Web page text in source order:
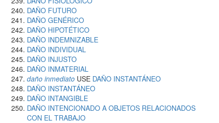
DAÑO FUTURO
DAÑO GENÉRICO
DAÑO HIPOTÉTICO
DAÑO INDEMNIZABLE
DAÑO INDIVIDUAL
DAÑO INJUSTO
DAÑO INMATERIAL
daño inmediato USE DAÑO INSTANTÁNEO
DAÑO INSTANTÁNEO
DAÑO INTANGIBLE
DAÑO INTENCIONADO A OBJETOS RELACIONADOS
CON EL TRABAJO